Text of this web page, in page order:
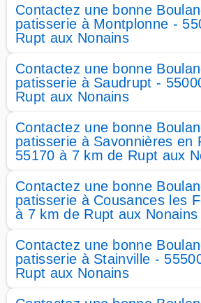
Contactez une bonne
patisserie à Montplonne -
Rupt aux Nonains
Contactez une bonne
patisserie à Saudrupt -
Rupt aux Nonains
Contactez une bonne
patisserie à Savonnières en
55170 à 7 km de Rupt aux
Contactez une bonne
patisserie à Cousances les
à 7 km de Rupt aux Nonains
Contactez une bonne
patisserie à Stainville -
Rupt aux Nonains